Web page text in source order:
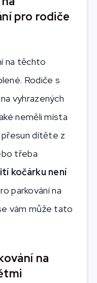
pro rodiče
na těchto
Rodiče s
vyhrazených
neměli místa
dítěte z
třeba
kočárku není
parkování na
vám může tato
na